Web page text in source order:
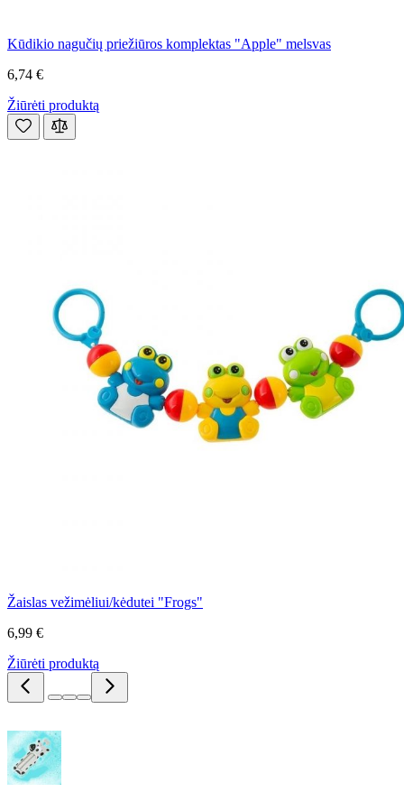
Kūdikio nagučių priežiūros komplektas "Apple" melsvas
6,74 €
Žiūrėti produktą
Žaislas vežimėliui/kėdutei "Frogs"
6,99 €
Žiūrėti produktą